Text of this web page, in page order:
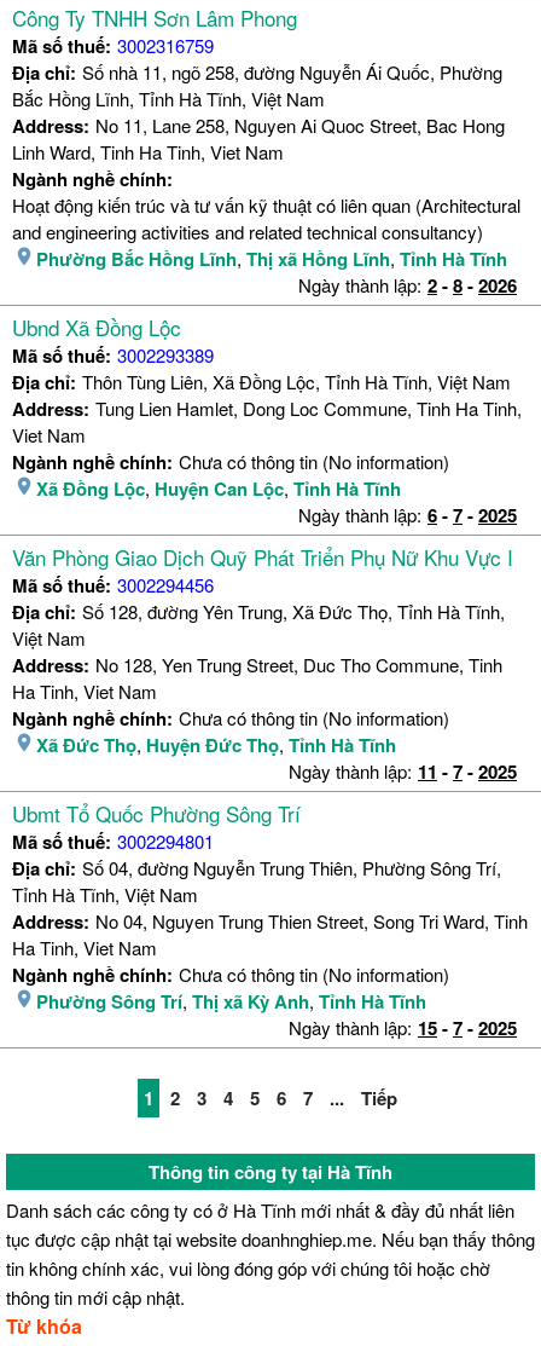
Công Ty TNHH Sơn Lâm Phong
Mã số thuế: 3002316759
Địa chỉ: Số nhà 11, ngõ 258, đường Nguyễn Ái Quốc, Phường
Bắc Hồng Lĩnh, Tỉnh Hà Tĩnh, Việt Nam
Address: No 11, Lane 258, Nguyen Ai Quoc Street, Bac Hong
Linh Ward, Tinh Ha Tinh, Viet Nam
Ngành nghề chính:
Hoạt động kiến trúc và tư vấn kỹ thuật có liên quan (Architectural
and engineering activities and related technical consultancy)
Phường Bắc Hồng Lĩnh, Thị xã Hồng Lĩnh, Tỉnh Hà Tĩnh
Ngày thành lập: 2-8-2026
Ubnd Xã Đồng Lộc
Mã số thuế: 3002293389
Địa chỉ: Thôn Tùng Liên, Xã Đồng Lộc, Tỉnh Hà Tĩnh, Việt Nam
Address: Tung Lien Hamlet, Dong Loc Commune, Tinh Ha Tinh,
Viet Nam
Ngành nghề chính: Chưa có thông tin (No information)
Xã Đồng Lộc, Huyện Can Lộc, Tỉnh Hà Tĩnh
Ngày thành lập: 6-7-2025
Văn Phòng Giao Dịch Quỹ Phát Triển Phụ Nữ Khu Vực I
Mã số thuế: 3002294456
Địa chỉ: Số 128, đường Yên Trung, Xã Đức Thọ, Tỉnh Hà Tĩnh,
Việt Nam
Address: No 128, Yen Trung Street, Duc Tho Commune, Tinh
Ha Tinh, Viet Nam
Ngành nghề chính: Chưa có thông tin (No information)
Xã Đức Thọ, Huyện Đức Thọ, Tỉnh Hà Tĩnh
Ngày thành lập: 11 -7-2025
Ubmt Tổ Quốc Phường Sông Trí
Mã số thuế: 3002294801
Địa chỉ: Số 04, đường Nguyễn Trung Thiên, Phường Sông Trí,
Tỉnh Hà Tĩnh, Việt Nam
Address: No 04, Nguyen Trung Thien Street, Song Tri Ward, Tinh
Ha Tinh, Viet Nam
Ngành nghề chính: Chưa có thông tin (No information)
Phường Sông Trí, Thị xã Kỳ Anh, Tỉnh Hà Tĩnh
Ngày thành lập: 15-7-2025
1 2 3 4 5 6 7 ... Tiếp
Thông tin công ty tại Hà Tĩnh
Danh sách các công ty có ở Hà Tĩnh mới nhất & đầy đủ nhất liên
tục được cập nhật tại website doanhnghiep.me. Nếu bạn thấy thông
tin không chính xác, vui lòng đóng góp với chúng tôi hoặc chờ
thông tin mới cập nhật.
Từ khóa